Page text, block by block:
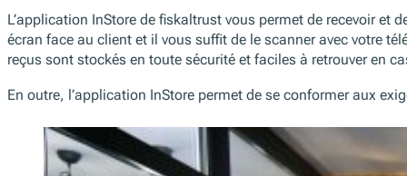
L’application InStore de fiskaltrust vous permet de recevoir
écran face au client et il vous suffit de le scanner avec votre
reçus sont stockés en toute sécurité et faciles à retrouver en
En outre, l’application InStore permet de se conformer aux